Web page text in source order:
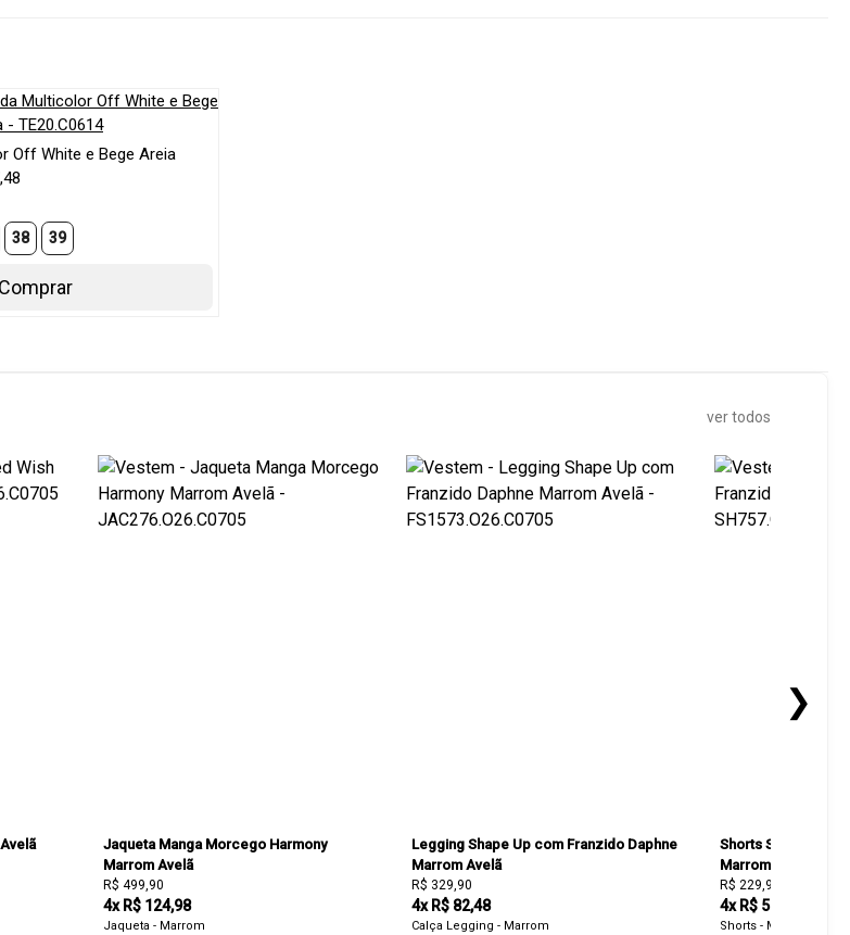
Off White e Bege Areia
38 39
Comprar
ver todos
Jaqueta Manga Morcego Harmony
Marrom Avelã
R$ 499,90
4x R$ 124,98
Jaqueta - Marrom
Legging Shape Up com Franzido Daphne
Marrom Avelã
R$ 329,90
4x R$ 82,48
Calça Legging - Marrom
Shorts Shape Up
Marrom Avelã
R$ 229,90
4x R$ 57,48
Shorts - Marrom
❯